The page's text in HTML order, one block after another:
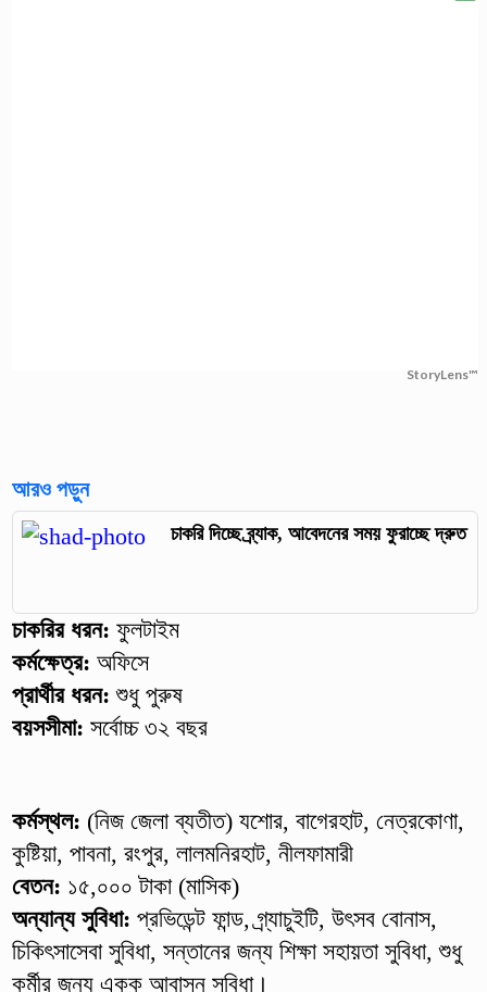
StoryLens™
আরও পড়ুন
চাকরি দিচ্ছে ব্র্যাক, আবেদনের সময় ফুরাচ্ছে দ্রুত
চাকরির ধরন: ফুলটাইম
কর্মক্ষেত্র: অফিসে
প্রার্থীর ধরন: শুধু পুরুষ
বয়সসীমা: সর্বোচ্চ ৩২ বছর
কর্মস্থল: (নিজ জেলা ব্যতীত) যশোর, বাগেরহাট, নেত্রকোণা,
কুষ্টিয়া, পাবনা, রংপুর, লালমনিরহাট, নীলফামারী
বেতন: ১৫,০০০ টাকা (মাসিক)
অন্যান্য সুবিধা: প্রভিডেন্ট ফান্ড, গ্র্যাচুইটি, উৎসব বোনাস,
চিকিৎসাসেবা সুবিধা, সন্তানের জন্য শিক্ষা সহায়তা সুবিধা, শুধু
কর্মীর জন্য একক আবাসন সুবিধা।